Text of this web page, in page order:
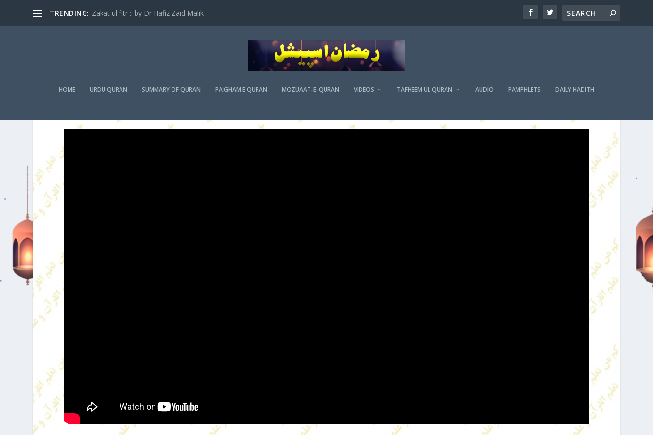
TRENDING: Zakat ul fitr :: by Dr Hafiz Zaid Malik
HOME URDU QURAN SUMMARY OF QURAN PAIGHAM E QURAN MOZUAAT-E-QURAN VIDEOS TAFHEEM UL QURAN AUDIO PAMPHLETS DAILY HADITH